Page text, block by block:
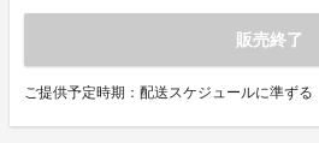
販売終了
ご提供予定時期：配送スケジュールに準ずる